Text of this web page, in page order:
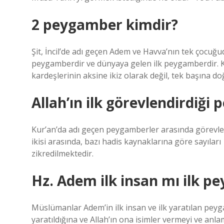
2 peygamber kimdir?
Şit, İncil’de adı geçen Adem ve Havva’nın tek
peygamberdir ve dünyaya gelen ilk peygamberdir.
kardeşlerinin aksine ikiz olarak değil, tek başına
Allah’ın ilk görevlendirdiği
Kur’an’da adı geçen peygamberler arasında
ikisi arasında, bazı hadis kaynaklarına göre
zikredilmektedir.
Hz. Adem ilk insan mı ilk
Müslümanlar Adem’in ilk insan ve ilk yaratılan
yaratıldığına ve Allah’ın ona isimler vermeyi ve